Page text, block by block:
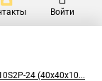
Войти
24 (40x40x10...